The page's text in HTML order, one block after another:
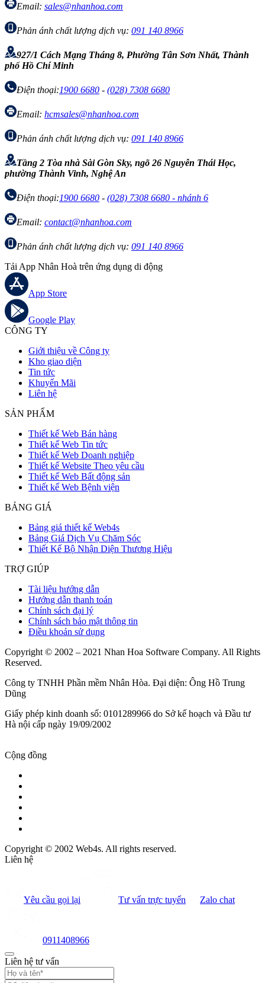
Email: sales@nhanhoa.com
Phản ánh chất lượng dịch vụ: 091 140 8966
927/1 Cách Mạng Tháng 8, Phường Tân Sơn Nhất, Thành
phố Hồ Chí Minh
Điện thoại:1900 6680 - (028) 7308 6680
Email: hcmsales@nhanhoa.com
Phản ánh chất lượng dịch vụ: 091 140 8966
Tầng 2 Tòa nhà Sài Gòn Sky, ngõ 26 Nguyễn Thái Học,
phường Thành Vinh, Nghệ An
Điện thoại:1900 6680 - (028) 7308 6680 - nhánh 6
Email: contact@nhanhoa.com
Phản ánh chất lượng dịch vụ: 091 140 8966
Tải App Nhân Hoà trên ứng dụng di động
App Store
Google Play
CÔNG TY
Giới thiệu về Công ty
Kho giao diện
Tin tức
Khuyến Mãi
Liên hệ
SẢN PHẨM
Thiết kế Web Bán hàng
Thiết kế Web Tin tức
Thiết kế Web Doanh nghiệp
Thiết kế Website Theo yêu cầu
Thiết kế Web Bất động sản
Thiết kế Web Bệnh viện
BẢNG GIÁ
Bảng giá thiết kế Web4s
Bảng Giá Dịch Vụ Chăm Sóc
Thiết Kế Bộ Nhận Diện Thương Hiệu
TRỢ GIÚP
Tài liệu hướng dẫn
Hướng dẫn thanh toán
Chính sách đại lý
Chính sách bảo mật thông tin
Điều khoản sử dụng
Copyright © 2002 – 2021 Nhan Hoa Software Company. All Rights
Reserved.
Công ty TNHH Phần mềm Nhân Hòa. Đại diện: Ông Hồ Trung
Dũng
Giấy phép kinh doanh số: 0101289966 do Sở kế hoạch và Đầu tư
Hà nội cấp ngày 19/09/2002
Cộng đồng
Copyright © 2002 Web4s. All rights reserved.
Liên hệ
Yêu cầu gọi lại Tư vấn trực tuyến Zalo chat
0911408966
Liên hệ tư vấn